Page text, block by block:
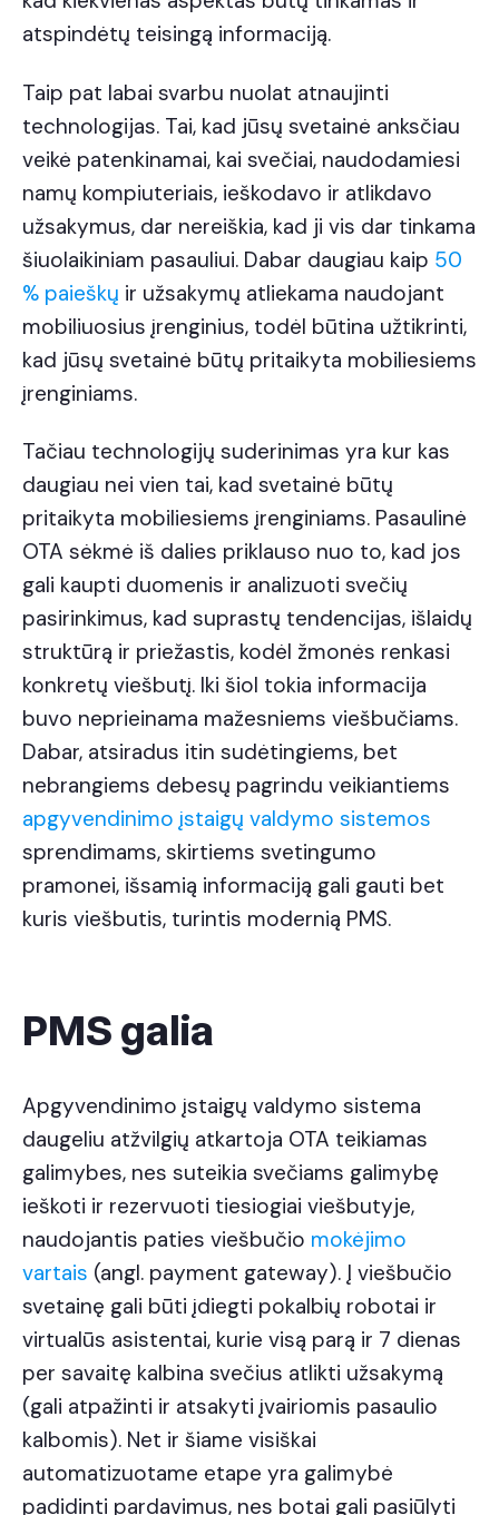
atspindėtų teisingą informaciją.
Taip pat labai svarbu nuolat atnaujinti
technologijas. Tai, kad jūsų svetainė anksčiau
veikė patenkinamai, kai svečiai, naudodamiesi
namų kompiuteriais, ieškodavo ir atlikdavo
užsakymus, dar nereiškia, kad ji vis dar tinkama
šiuolaikiniam pasauliui. Dabar daugiau kaip 50
% paieškų ir užsakymų atliekama naudojant
mobiliuosius įrenginius, todėl būtina užtikrinti,
kad jūsų svetainė būtų pritaikyta mobiliesiems
įrenginiams.
Tačiau technologijų suderinimas yra kur kas
daugiau nei vien tai, kad svetainė būtų
pritaikyta mobiliesiems įrenginiams. Pasaulinė
OTA sėkmė iš dalies priklauso nuo to, kad jos
gali kaupti duomenis ir analizuoti svečių
pasirinkimus, kad suprastų tendencijas, išlaidų
struktūrą ir priežastis, kodėl žmonės renkasi
konkretų viešbutį. Iki šiol tokia informacija
buvo neprieinama mažesniems viešbučiams.
Dabar, atsiradus itin sudėtingiems, bet
nebrangiems debesų pagrindu veikiantiems
apgyvendinimo įstaigų valdymo sistemos
sprendimams, skirtiems svetingumo
pramonei, išsamią informaciją gali gauti bet
kuris viešbutis, turintis modernią PMS.
PMS galia
Apgyvendinimo įstaigų valdymo sistema
daugeliu atžvilgių atkartoja OTA teikiamas
galimybes, nes suteikia svečiams galimybę
ieškoti ir rezervuoti tiesiogiai viešbutyje,
naudojantis paties viešbučio mokėjimo
vartais (angl. payment gateway). Į viešbučio
svetainę gali būti įdiegti pokalbių robotai ir
virtualūs asistentai, kurie visą parą ir 7 dienas
per savaitę kalbina svečius atlikti užsakymą
(gali atpažinti ir atsakyti įvairiomis pasaulio
kalbomis). Net ir šiame visiškai
automatizuotame etape yra galimybė
padidinti pardavimus, nes botai gali pasiūlyti